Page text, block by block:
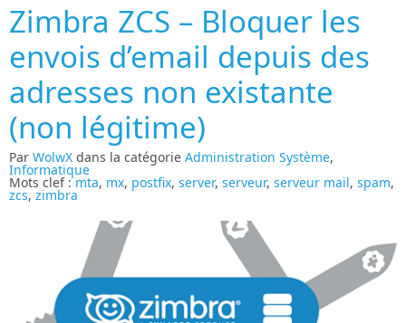
Zimbra ZCS – Bloquer les
envois d’email depuis des
adresses non existante
(non légitime)
Par WolwX dans la catégorie Administration Système,
Informatique
Mots clef :mta, mx, postfix, server, serveur, serveur mail, spam,
zcs, zimbra